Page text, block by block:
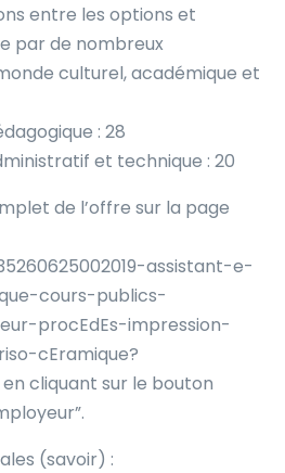
entre les options et
par de nombreux
culturel, académique et
: 28
et technique : 20
de l’offre sur la page
assistant-e-
cours-publics-
procEdEs-impression-
cEramique?
cliquant sur le bouton
(savoir) :